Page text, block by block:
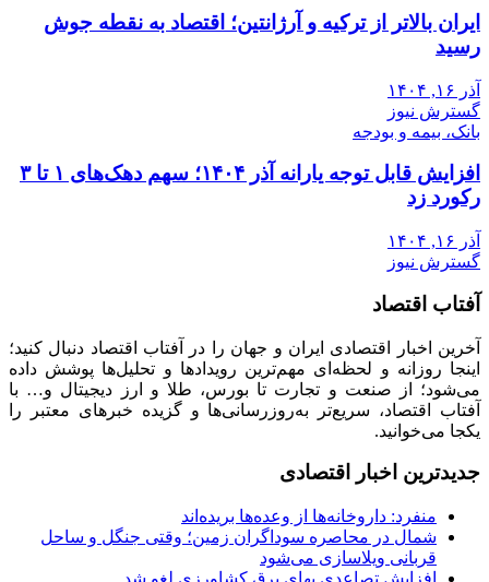
ایران بالاتر از ترکیه و آرژانتین؛ اقتصاد به نقطه جوش
رسید
آذر ۱۶, ۱۴۰۴
گسترش نیوز
بانک، بیمه و بودجه
افزایش قابل توجه یارانه آذر ۱۴۰۴؛ سهم دهک‌های ۱ تا ۳
رکورد زد
آذر ۱۶, ۱۴۰۴
گسترش نیوز
آفتاب اقتصاد
آخرین اخبار اقتصادی ایران و جهان را در آفتاب اقتصاد دنبال کنید؛
اینجا روزانه و لحظه‌ای مهم‌ترین رویدادها و تحلیل‌ها پوشش داده
می‌شود؛ از صنعت و تجارت تا بورس، طلا و ارز دیجیتال و… با
آفتاب اقتصاد، سریع‌تر به‌روزرسانی‌ها و گزیده خبرهای معتبر را
یکجا می‌خوانید.
جدیدترین اخبار اقتصادی
منفرد: داروخانه‌ها از وعده‌ها بریده‌اند
شمال در محاصره سوداگران زمین؛ وقتی جنگل و ساحل
قربانی ویلاسازی می‌شود
افزایش تصاعدی بهای برق کشاورزی لغو شد